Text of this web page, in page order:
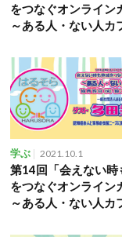
をつなぐオンライン
～ある人・ない人カ
学ぶ 2021.10.1
第14回「会えない時
をつなぐオンライン
～ある人・ない人カ